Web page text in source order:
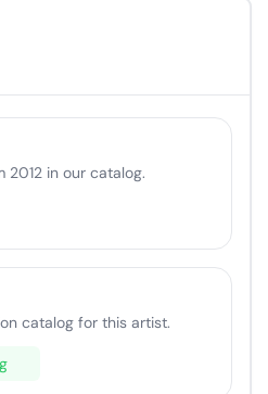
2012 in our catalog.
catalog for this artist.